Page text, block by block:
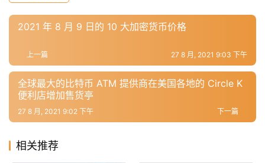
常
具
推
荐
2021 年 8 月 9 日的 10 大加密货币价格
上一篇 27 8 月, 2021 9:03 下午
全球最大的比特币 ATM 提供商在美国各地的 Circle K
便利店增加售货亭
下一篇
27 8 月, 2021 9:02 下午
相关推荐